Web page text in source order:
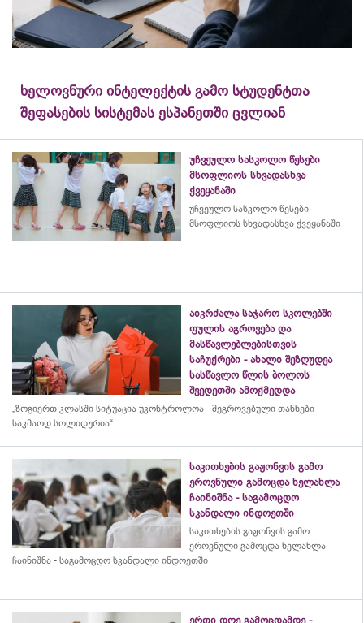
ხელოვნური ინტელექტის გამო სტუდენტთა
შეფასების სისტემას ესპანეთში ცვლიან
უჩვეულო სასკოლო წესები
მსოფლიოს სხვადასხვა
ქვეყანაში
უჩვეულო სასკოლო წესები
მსოფლიოს სხვადასხვა ქვეყანაში
აიკრძალა საჯარო სკოლებში
ფულის აგროვება და
მასწავლებლებისთვის
საჩუქრები - ახალი შეზღუდვა
სასწავლო წლის ბოლოს
შვედეთში ამოქმედდა
„ზოგიერთ კლასში სიტუაცია უკონტროლოა - შეგროვებული თანხები
საკმაოდ სოლიდურია“...
საკითხების გაჟონვის გამო
ეროვნული გამოცდა ხელახლა
ჩაინიშნა - საგამოცდო
სკანდალი ინდოეთში
საკითხების გაჟონვის გამო
ეროვნული გამოცდა ხელახლა
ჩაინიშნა - საგამოცდო სკანდალი ინდოეთში
ერთი დღე გამოცდამდე -